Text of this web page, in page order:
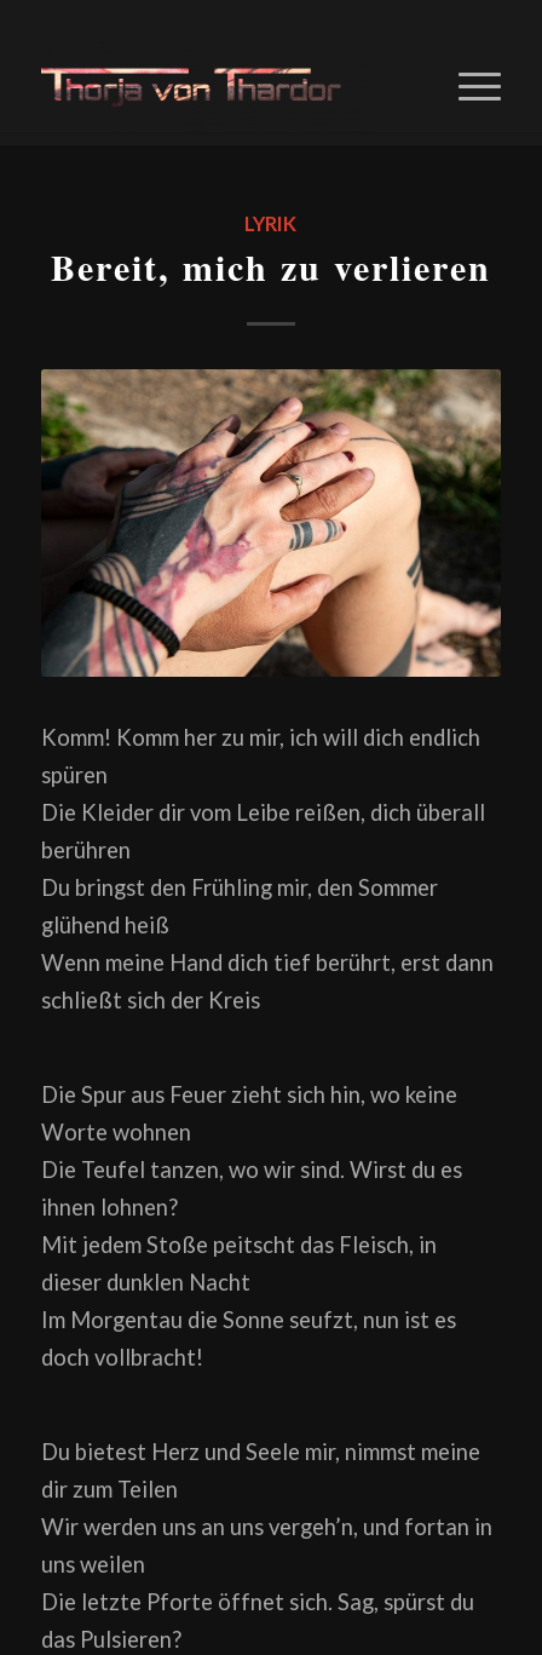
LYRIK
Bereit, mich zu verlieren
Komm! Komm her zu mir, ich will dich endlich
spüren
Die Kleider dir vom Leibe reißen, dich überall
berühren
Du bringst den Frühling mir, den Sommer
glühend heiß
Wenn meine Hand dich tief berührt, erst dann
schließt sich der Kreis
Die Spur aus Feuer zieht sich hin, wo keine
Worte wohnen
Die Teufel tanzen, wo wir sind. Wirst du es
ihnen lohnen?
Mit jedem Stoße peitscht das Fleisch, in
dieser dunklen Nacht
Im Morgentau die Sonne seufzt, nun ist es
doch vollbracht!
Du bietest Herz und Seele mir, nimmst meine
dir zum Teilen
Wir werden uns an uns vergeh’n, und fortan in
uns weilen
Die letzte Pforte öffnet sich. Sag, spürst du
das Pulsieren?